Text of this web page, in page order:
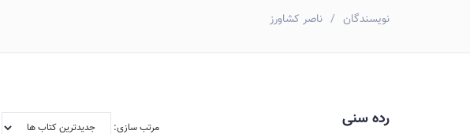
نویسندگان ناصر کشاورز
رده سنی مرتب سازی: